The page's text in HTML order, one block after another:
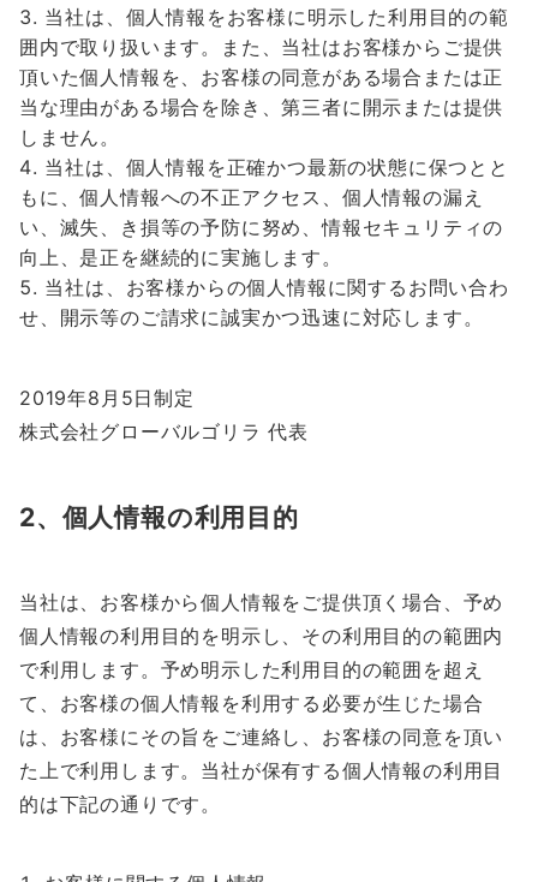
当社は、個人情報をお客様に明示した利用目的の範
囲内で取り扱います。また、当社はお客様からご提供
頂いた個人情報を、お客様の同意がある場合または正
当な理由がある場合を除き、第三者に開示または提供
しません。
当社は、個人情報を正確かつ最新の状態に保つとと
もに、個人情報への不正アクセス、個人情報の漏え
い、滅失、き損等の予防に努め、情報セキュリティの
向上、是正を継続的に実施します。
当社は、お客様からの個人情報に関するお問い合わ
せ、開示等のご請求に誠実かつ迅速に対応します。
2019年8月5日制定
株式会社グローバルゴリラ 代表
2、個人情報の利用目的
当社は、お客様から個人情報をご提供頂く場合、予め
個人情報の利用目的を明示し、その利用目的の範囲内
で利用します。予め明示した利用目的の範囲を超え
て、お客様の個人情報を利用する必要が生じた場合
は、お客様にその旨をご連絡し、お客様の同意を頂い
た上で利用します。当社が保有する個人情報の利用目
的は下記の通りです。